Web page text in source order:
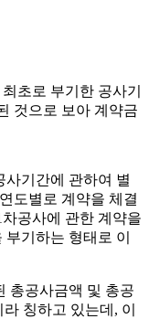
초로 부기한 공사기
것으로 보아 계약금
사기간에 관하여 별
도별로 계약을 체결
공사에 관한 계약을
기하는 형태로 이
총공사금액 및 총공
칭하고 있는데, 이